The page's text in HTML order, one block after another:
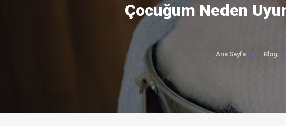
Çocuğum Neden
Ana Sayfa Blog